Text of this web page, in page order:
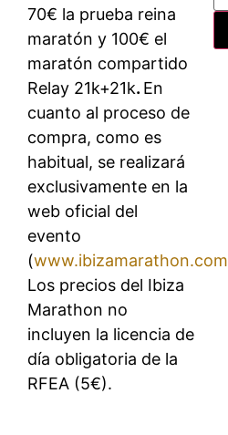
70€ la prueba reina
maratón y 100€ el
maratón compartido
Relay 21k+21k. En
cuanto al proceso de
compra, como es
habitual, se realizará
exclusivamente en la
web oficial del
evento
(www.ibizamarathon.com
Los precios del Ibiza
Marathon no
incluyen la licencia de
día obligatoria de la
RFEA (5€).